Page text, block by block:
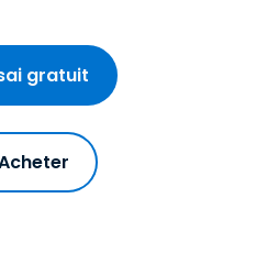
gratuit